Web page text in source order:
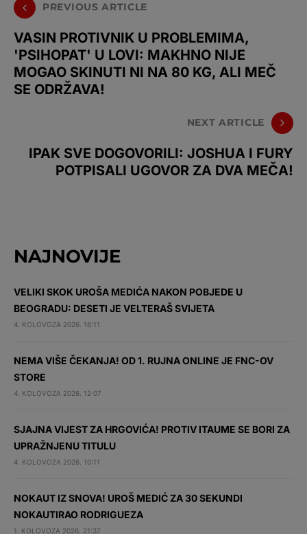
PREVIOUS ARTICLE
VASIN PROTIVNIK U PROBLEMIMA,
'PSIHOPAT' U LOVI: MAKHNO NIJE
MOGAO SKINUTI NI NA 80 KG, ALI MEČ
SE ODRŽAVA!
NEXT ARTICLE
IPAK SVE DOGOVORILI: JOSHUA I FURY
POTPISALI UGOVOR ZA DVA MEČA!
NAJNOVIJE
VELIKI SKOK UROŠA MEDIĆA NAKON POBJEDE U
BEOGRADU: DESETI JE VELTERAŠ SVIJETA
4. KOLOVOZA 2026. 16:11
NEMA VIŠE ČEKANJA! OD 1. RUJNA ONLINE JE FNC-OV
STORE
4. KOLOVOZA 2026. 12:07
SJAJNA VIJEST ZA HRGOVIĆA! PROTIV ITAUME SE BORI ZA
UPRAŽNJENU TITULU
4. KOLOVOZA 2026. 10:11
NOKAUT IZ SNOVA! UROŠ MEDIĆ ZA 30 SEKUNDI
NOKAUTIRAO RODRIGUEZA
1. KOLOVOZA 2026. 21:37